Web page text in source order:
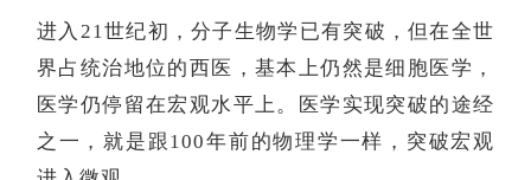
进入 21世纪初，分子生物学已有突破，但在全世
界占统治地位的西医，基本上仍然是细胞医学，
医学仍停留在宏观水平上。医学实现突破的途经
之一，就是跟100年前的物理学一样，突破宏观